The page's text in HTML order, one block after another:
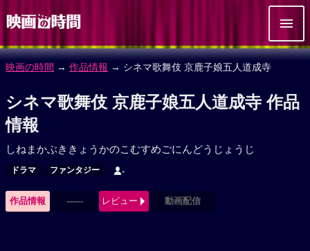
映画の時間 → 作品情報 → シネマ歌舞伎 京鹿子娘五人道成寺
シネマ歌舞伎 京鹿子娘五人道成寺 作品
情報
しねまかぶききょうかのこむすめごにんどうじょうじ
ドラマ ファンタジー -
作品情報 ------ レビュー 動画配信